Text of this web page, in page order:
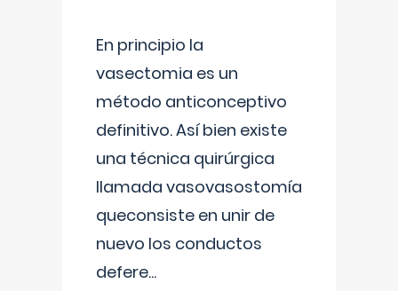
En principio la
vasectomia es un
método anticonceptivo
definitivo. Así bien existe
una técnica quirúrgica
llamada vasovasostomía
queconsiste en unir de
nuevo los conductos
defere...